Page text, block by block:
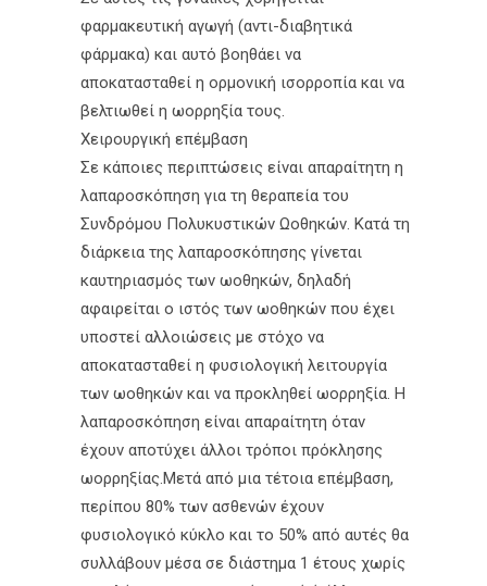
φαρμακευτική αγωγή (αντι-διαβητικά
φάρμακα) και αυτό βοηθάει να
αποκατασταθεί η ορμονική ισορροπία και να
βελτιωθεί η ωορρηξία τους.
Χειρουργική επέμβαση
Σε κάποιες περιπτώσεις είναι απαραίτητη η
λαπαροσκόπηση για τη θεραπεία του
Συνδρόμου Πολυκυστικών Ωοθηκών. Κατά τη
διάρκεια της λαπαροσκόπησης γίνεται
καυτηριασμός των ωοθηκών, δηλαδή
αφαιρείται ο ιστός των ωοθηκών που έχει
υποστεί αλλοιώσεις με στόχο να
αποκατασταθεί η φυσιολογική λειτουργία
των ωοθηκών και να προκληθεί ωορρηξία. Η
λαπαροσκόπηση είναι απαραίτητη όταν
έχουν αποτύχει άλλοι τρόποι πρόκλησης
ωορρηξίας.Μετά από μια τέτοια επέμβαση,
περίπου 80% των ασθενών έχουν
φυσιολογικό κύκλο και το 50% από αυτές θα
συλλάβουν μέσα σε διάστημα 1 έτους χωρίς